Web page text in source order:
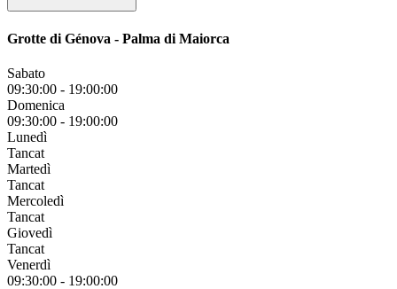
Grotte di Génova - Palma di Maiorca
Sabato
09:30:00 - 19:00:00
Domenica
09:30:00 - 19:00:00
Lunedì
Tancat
Martedì
Tancat
Mercoledì
Tancat
Giovedì
Tancat
Venerdì
09:30:00 - 19:00:00